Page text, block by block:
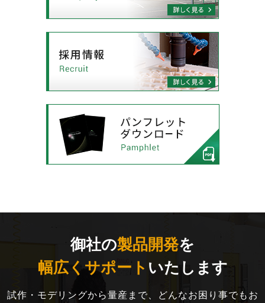
御社の製品開発を
幅広くサポート いたします
試作・モデリングから量産まで、どんなお困り事でもお